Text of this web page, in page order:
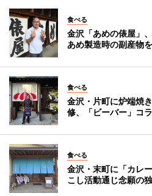
食べる
金沢「あめの俵屋」
あめ製造時の副産物
食べる
金沢・片町に炉端焼
修、「ビーバー」コ
食べる
金沢・末町に「カレ
こし活動通じ念願の